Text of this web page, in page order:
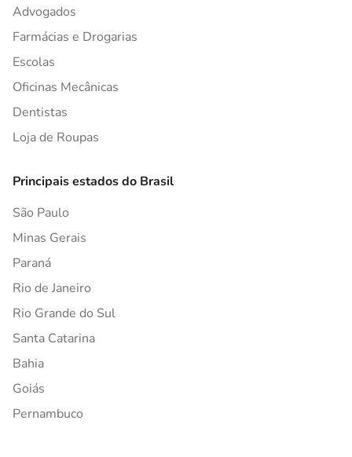
Advogados
Farmácias e Drogarias
Escolas
Oficinas Mecânicas
Dentistas
Loja de Roupas
Principais estados do Brasil
São Paulo
Minas Gerais
Paraná
Rio de Janeiro
Rio Grande do Sul
Santa Catarina
Bahia
Goiás
Pernambuco